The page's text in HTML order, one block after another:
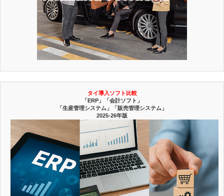
タイ導入ソフト比較
「ERP」「会計ソフト」
「生産管理システム」「販売管理システム」
2025-26年版